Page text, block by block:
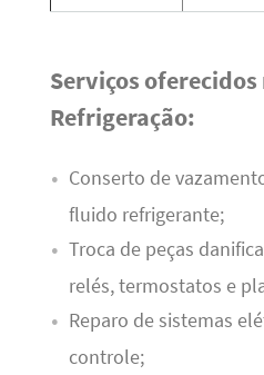
Serviços oferecidos
Refrigeração:
Conserto de
fluido refrigerante;
Troca de peças
relés, termostatos e
Reparo de sistemas
controle;